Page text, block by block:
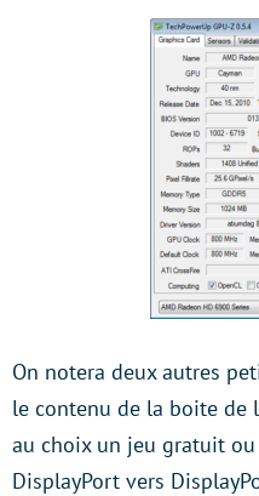
On notera deux autres
le contenu de la boite de
au choix un jeu gratuit
DisplayPort vers